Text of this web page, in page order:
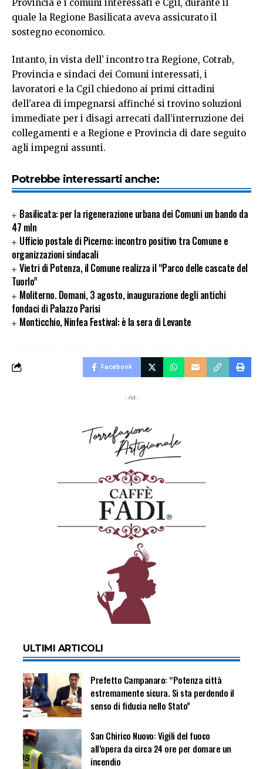
Provincia e i comuni interessati e Cgil, durante il
quale la Regione Basilicata aveva assicurato il
sostegno economico.
Intanto, in vista dell’ incontro tra Regione, Cotrab,
Provincia e sindaci dei Comuni interessati, i
lavoratori e la Cgil chiedono ai primi cittadini
dell’area di impegnarsi affinché si trovino soluzioni
immediate per i disagi arrecati dall’interruzione dei
collegamenti e a Regione e Provincia di dare seguito
agli impegni assunti.
Potrebbe interessarti anche:
Basilicata: per la rigenerazione urbana dei Comuni un bando da
47 mln
Ufficio postale di Picerno: incontro positivo tra Comune e
organizzazioni sindacali
Vietri di Potenza, il Comune realizza il “Parco delle cascate del
Tuorlo”
Moliterno. Domani, 3 agosto, inaugurazione degli antichi
fondaci di Palazzo Parisi
Monticchio, Ninfea Festival: è la sera di Levante
Facebook
- Ad -
ULTIMI ARTICOLI
Prefetto Campanaro: “Potenza città
estremamente sicura. Si sta perdendo il
senso di fiducia nello Stato”
San Chirico Nuovo: Vigili del fuoco
all’opera da circa 24 ore per domare un
incendio